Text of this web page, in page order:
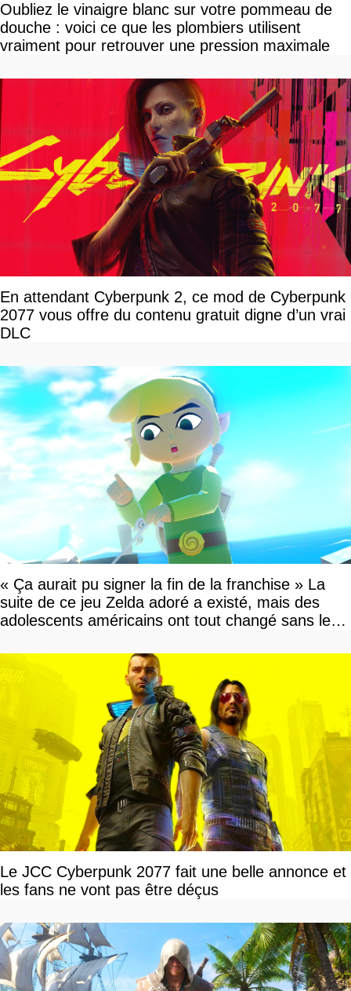
Oubliez le vinaigre blanc sur votre pommeau de
douche : voici ce que les plombiers utilisent
vraiment pour retrouver une pression maximale
En attendant Cyberpunk 2, ce mod de Cyberpunk
2077 vous offre du contenu gratuit digne d’un vrai
DLC
« Ça aurait pu signer la fin de la franchise » La
suite de ce jeu Zelda adoré a existé, mais des
adolescents américains ont tout changé sans le
Le JCC Cyberpunk 2077 fait une belle annonce et
les fans ne vont pas être déçus